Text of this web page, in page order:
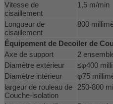
Vitesse de
cisaillement
1,5 m/min
Longueur de
cisaillement
800
Équipement de Decoiler de
Axe de support
2
Diamètre extérieur
≤φ400
Diamètre intérieur
φ75
largeur de rouleau de
Couche-isolation
250-800